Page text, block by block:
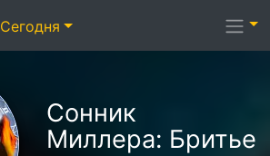
Сонник
Миллера: Бритье
Сегодня